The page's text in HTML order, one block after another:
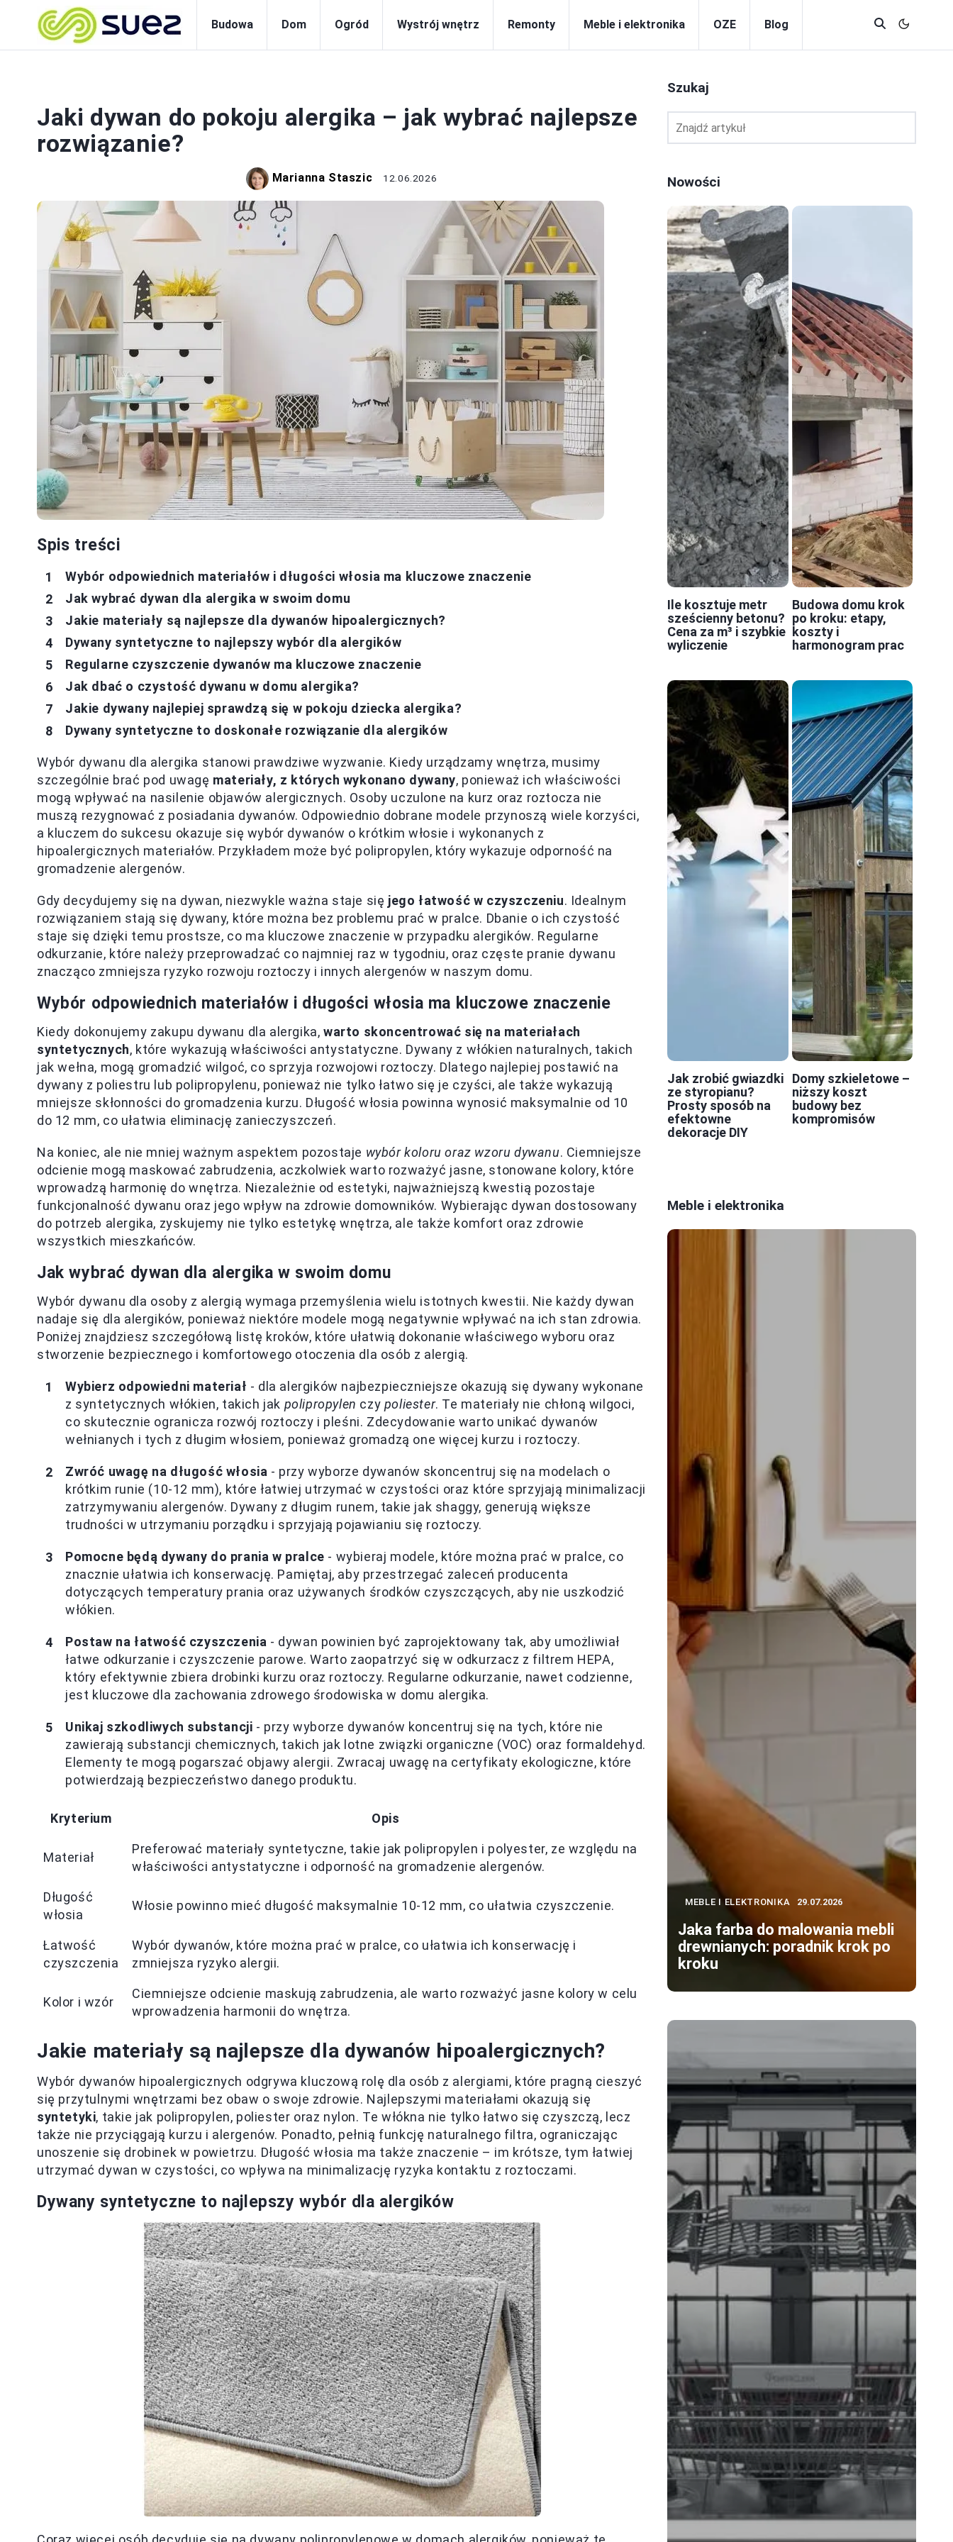
Budowa Dom Ogród Wystrój wnętrz Remonty Meble i elektronika OZE Blog
Jaki dywan do pokoju alergika – jak wybrać najlepsze
rozwiązanie?
Marianna Staszic 12.06.2026
Spis treści
Wybór odpowiednich materiałów i długości włosia ma kluczowe znaczenie
Jak wybrać dywan dla alergika w swoim domu
Jakie materiały są najlepsze dla dywanów hipoalergicznych?
Dywany syntetyczne to najlepszy wybór dla alergików
Regularne czyszczenie dywanów ma kluczowe znaczenie
Jak dbać o czystość dywanu w domu alergika?
Jakie dywany najlepiej sprawdzą się w pokoju dziecka alergika?
Dywany syntetyczne to doskonałe rozwiązanie dla alergików
Wybór dywanu dla alergika stanowi prawdziwe wyzwanie. Kiedy urządzamy wnętrza, musimy
szczególnie brać pod uwagę materiały, z których wykonano dywany, ponieważ ich właściwości
mogą wpływać na nasilenie objawów alergicznych. Osoby uczulone na kurz oraz roztocza nie
muszą rezygnować z posiadania dywanów. Odpowiednio dobrane modele przynoszą wiele korzyści,
a kluczem do sukcesu okazuje się wybór dywanów o krótkim włosie i wykonanych z
hipoalergicznych materiałów. Przykładem może być polipropylen, który wykazuje odporność na
gromadzenie alergenów.
Gdy decydujemy się na dywan, niezwykle ważna staje się jego łatwość w czyszczeniu. Idealnym
rozwiązaniem stają się dywany, które można bez problemu prać w pralce. Dbanie o ich czystość
staje się dzięki temu prostsze, co ma kluczowe znaczenie w przypadku alergików. Regularne
odkurzanie, które należy przeprowadzać co najmniej raz w tygodniu, oraz częste pranie dywanu
znacząco zmniejsza ryzyko rozwoju roztoczy i innych alergenów w naszym domu.
Wybór odpowiednich materiałów i długości włosia ma kluczowe znaczenie
Kiedy dokonujemy zakupu dywanu dla alergika, warto skoncentrować się na materiałach
syntetycznych, które wykazują właściwości antystatyczne. Dywany z włókien naturalnych, takich
jak wełna, mogą gromadzić wilgoć, co sprzyja rozwojowi roztoczy. Dlatego najlepiej postawić na
dywany z poliestru lub polipropylenu, ponieważ nie tylko łatwo się je czyści, ale także wykazują
mniejsze skłonności do gromadzenia kurzu. Długość włosia powinna wynosić maksymalnie od 10
do 12 mm, co ułatwia eliminację zanieczyszczeń.
Na koniec, ale nie mniej ważnym aspektem pozostaje wybór koloru oraz wzoru dywanu. Ciemniejsze
odcienie mogą maskować zabrudzenia, aczkolwiek warto rozważyć jasne, stonowane kolory, które
wprowadzą harmonię do wnętrza. Niezależnie od estetyki, najważniejszą kwestią pozostaje
funkcjonalność dywanu oraz jego wpływ na zdrowie domowników. Wybierając dywan dostosowany
do potrzeb alergika, zyskujemy nie tylko estetykę wnętrza, ale także komfort oraz zdrowie
wszystkich mieszkańców.
Jak wybrać dywan dla alergika w swoim domu
Wybór dywanu dla osoby z alergią wymaga przemyślenia wielu istotnych kwestii. Nie każdy dywan
nadaje się dla alergików, ponieważ niektóre modele mogą negatywnie wpływać na ich stan zdrowia.
Poniżej znajdziesz szczegółową listę kroków, które ułatwią dokonanie właściwego wyboru oraz
stworzenie bezpiecznego i komfortowego otoczenia dla osób z alergią.
Wybierz odpowiedni materiał - dla alergików najbezpieczniejsze okazują się dywany wykonane
z syntetycznych włókien, takich jak polipropylen czy poliester. Te materiały nie chłoną wilgoci,
co skutecznie ogranicza rozwój roztoczy i pleśni. Zdecydowanie warto unikać dywanów
wełnianych i tych z długim włosiem, ponieważ gromadzą one więcej kurzu i roztoczy.
Zwróć uwagę na długość włosia - przy wyborze dywanów skoncentruj się na modelach o
krótkim runie (10-12 mm), które łatwiej utrzymać w czystości oraz które sprzyjają minimalizacji
zatrzymywaniu alergenów. Dywany z długim runem, takie jak shaggy, generują większe
trudności w utrzymaniu porządku i sprzyjają pojawianiu się roztoczy.
Pomocne będą dywany do prania w pralce - wybieraj modele, które można prać w pralce, co
znacznie ułatwia ich konserwację. Pamiętaj, aby przestrzegać zaleceń producenta
dotyczących temperatury prania oraz używanych środków czyszczących, aby nie uszkodzić
włókien.
Postaw na łatwość czyszczenia - dywan powinien być zaprojektowany tak, aby umożliwiał
łatwe odkurzanie i czyszczenie parowe. Warto zaopatrzyć się w odkurzacz z filtrem HEPA,
który efektywnie zbiera drobinki kurzu oraz roztoczy. Regularne odkurzanie, nawet codzienne,
jest kluczowe dla zachowania zdrowego środowiska w domu alergika.
Unikaj szkodliwych substancji - przy wyborze dywanów koncentruj się na tych, które nie
zawierają substancji chemicznych, takich jak lotne związki organiczne (VOC) oraz formaldehyd.
Elementy te mogą pogarszać objawy alergii. Zwracaj uwagę na certyfikaty ekologiczne, które
potwierdzają bezpieczeństwo danego produktu.
Kryterium Opis
Materiał
Preferować materiały syntetyczne, takie jak polipropylen i polyester, ze względu na
właściwości antystatyczne i odporność na gromadzenie alergenów.
Długość
włosia
Włosie powinno mieć długość maksymalnie 10-12 mm, co ułatwia czyszczenie.
Łatwość
czyszczenia
Wybór dywanów, które można prać w pralce, co ułatwia ich konserwację i
zmniejsza ryzyko alergii.
Kolor i wzór
Ciemniejsze odcienie maskują zabrudzenia, ale warto rozważyć jasne kolory w celu
wprowadzenia harmonii do wnętrza.
Jakie materiały są najlepsze dla dywanów hipoalergicznych?
Wybór dywanów hipoalergicznych odgrywa kluczową rolę dla osób z alergiami, które pragną cieszyć
się przytulnymi wnętrzami bez obaw o swoje zdrowie. Najlepszymi materiałami okazują się
syntetyki, takie jak polipropylen, poliester oraz nylon. Te włókna nie tylko łatwo się czyszczą, lecz
także nie przyciągają kurzu i alergenów. Ponadto, pełnią funkcję naturalnego filtra, ograniczając
unoszenie się drobinek w powietrzu. Długość włosia ma także znaczenie – im krótsze, tym łatwiej
utrzymać dywan w czystości, co wpływa na minimalizację ryzyka kontaktu z roztoczami.
Dywany syntetyczne to najlepszy wybór dla alergików
Szukaj
Nowości
Ile kosztuje metr
sześcienny betonu?
Cena za m³ i szybkie
wyliczenie
Budowa domu krok
po kroku: etapy,
koszty i
harmonogram prac
Jak zrobić gwiazdki
ze styropianu?
Prosty sposób na
efektowne
dekoracje DIY
Domy szkieletowe –
niższy koszt
budowy bez
kompromisów
Meble i elektronika
MEBLE I ELEKTRONIKA 29.07.2026
Jaka farba do malowania mebli
drewnianych: poradnik krok po
kroku